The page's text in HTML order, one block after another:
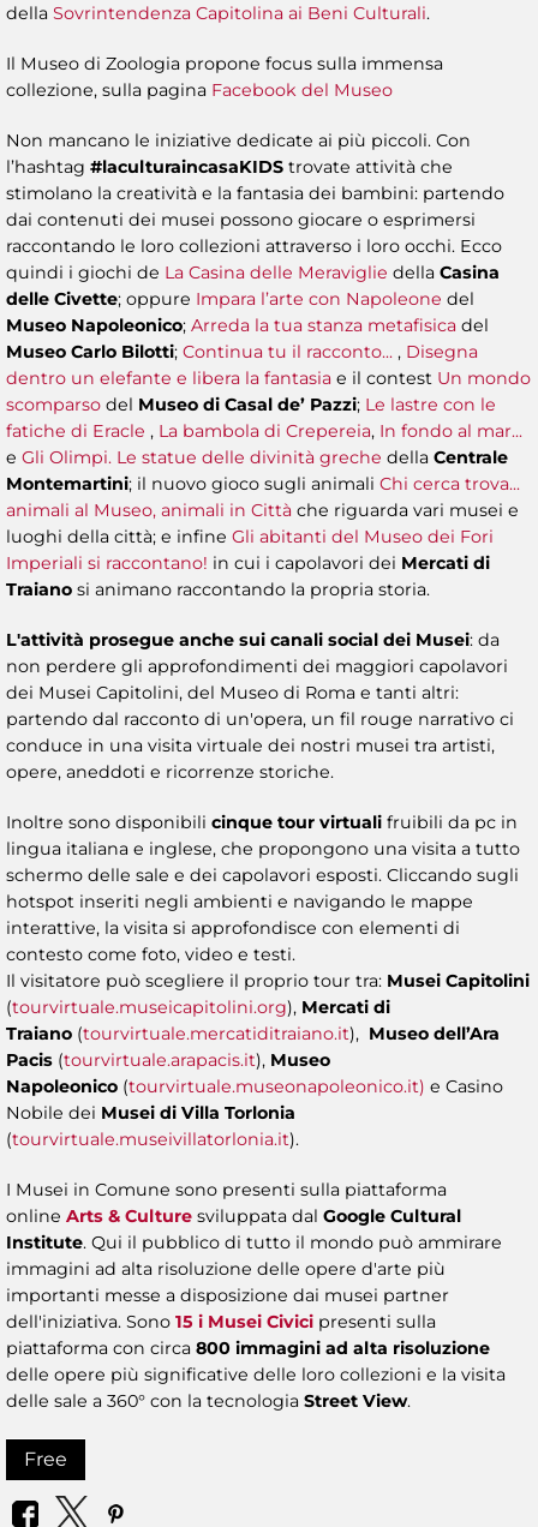
della Sovrintendenza Capitolina ai Beni Culturali.
Il Museo di Zoologia propone focus sulla immensa
collezione, sulla pagina Facebook del Museo
Non mancano le iniziative dedicate ai più piccoli. Con
l’hashtag #laculturaincasaKIDS trovate attività che
stimolano la creatività e la fantasia dei bambini: partendo
dai contenuti dei musei possono giocare o esprimersi
raccontando le loro collezioni attraverso i loro occhi. Ecco
quindi i giochi de La Casina delle Meraviglie della Casina
delle Civette; oppure Impara l’arte con Napoleone del
Museo Napoleonico; Arreda la tua stanza metafisica del
Museo Carlo Bilotti; Continua tu il racconto... , Disegna
dentro un elefante e libera la fantasia e il contest Un mondo
scomparso del Museo di Casal de’ Pazzi; Le lastre con le
fatiche di Eracle , La bambola di Crepereia, In fondo al mar...
e Gli Olimpi. Le statue delle divinità greche della Centrale
Montemartini; il nuovo gioco sugli animali Chi cerca trova...
animali al Museo, animali in Città che riguarda vari musei e
luoghi della città; e infine Gli abitanti del Museo dei Fori
Imperiali si raccontano! in cui i capolavori dei Mercati di
Traiano si animano raccontando la propria storia.
L'attività prosegue anche sui canali social dei Musei: da
non perdere gli approfondimenti dei maggiori capolavori
dei Musei Capitolini, del Museo di Roma e tanti altri:
partendo dal racconto di un'opera, un fil rouge narrativo ci
conduce in una visita virtuale dei nostri musei tra artisti,
opere, aneddoti e ricorrenze storiche.
Inoltre sono disponibili cinque tour virtuali fruibili da pc in
lingua italiana e inglese, che propongono una visita a tutto
schermo delle sale e dei capolavori esposti. Cliccando sugli
hotspot inseriti negli ambienti e navigando le mappe
interattive, la visita si approfondisce con elementi di
contesto come foto, video e testi.
Il visitatore può scegliere il proprio tour tra: Musei Capitolini
(tourvirtuale.museicapitolini.org), Mercati di
Traiano (tourvirtuale.mercatiditraiano.it), Museo dell’Ara
Pacis (tourvirtuale.arapacis.it), Museo
Napoleonico (tourvirtuale.museonapoleonico.it) e Casino
Nobile dei Musei di Villa Torlonia
(tourvirtuale.museivillatorlonia.it).
I Musei in Comune sono presenti sulla piattaforma
online Arts & Culture sviluppata dal Google Cultural
Institute. Qui il pubblico di tutto il mondo può ammirare
immagini ad alta risoluzione delle opere d'arte più
importanti messe a disposizione dai musei partner
dell'iniziativa. Sono 15 i Musei Civici presenti sulla
piattaforma con circa 800 immagini ad alta risoluzione
delle opere più significative delle loro collezioni e la visita
delle sale a 360° con la tecnologia Street View.
Free